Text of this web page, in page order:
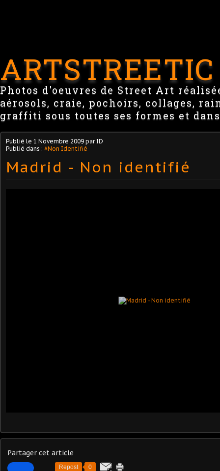
ARTSTREETIC
Photos d'oeuvres de Street Art
aérosols, craie, pochoirs, collages,
graffiti sous toutes ses formes et
Publié le 1 Novembre 2009 par ID
Publié dans : #Non Identifié
Madrid - Non identifié
Partager cet article
Repost 0